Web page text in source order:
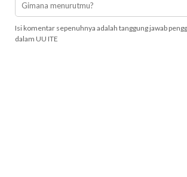
Isi komentar sepenuhnya adalah tanggung jawab
dalam UU ITE